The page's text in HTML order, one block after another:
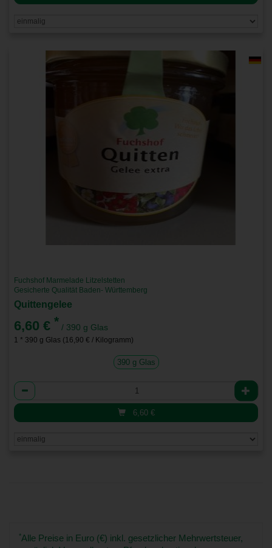
Fuchshof Marmelade Litzelstetten
Gesicherte Qualität Baden- Württemberg
Quittengelee
6,60 € * / 390 g Glas
1 * 390 g Glas (16,90 € / Kilogramm)
390 g Glas
Anzahl
6,60 €
*Alle Preise in Euro (€) inkl. gesetzlicher Mehrwertsteuer,